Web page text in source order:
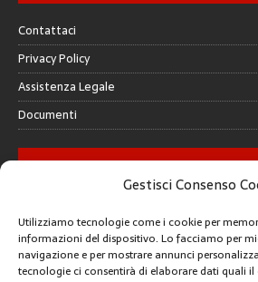
Gestisci Consenso
Utilizziamo tecnologie come i cookie per
informazioni del dispositivo. Lo facciamo per
navigazione e per mostrare annunci
tecnologie ci consentirà di elaborare dati quali
Contattaci
Privacy Policy
Assistenza Legale
Documenti
GALLERY
CREATIVE COMMONS